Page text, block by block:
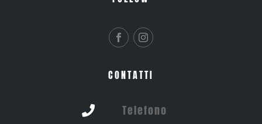
CONTATTI
 Telefono